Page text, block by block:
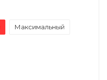
Максимальный